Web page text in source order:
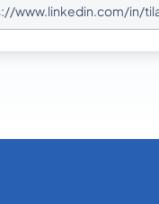
www.linkedin.com/in/